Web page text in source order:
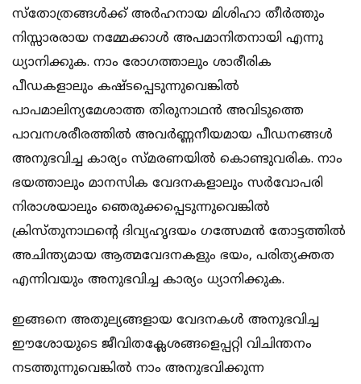
സ്തോത്രങ്ങള്‍ക്ക് അര്‍ഹനായ മിശിഹാ തീര്‍ത്തും
നിസ്സാരരായ നമ്മേക്കാള്‍ അപമാനിതനായി എന്നു
ധ്യാനിക്കുക. നാം രോഗത്താലും ശാരീരിക
പീഡകളാലും കഷ്ടപ്പെടുന്നുവെങ്കില്‍
പാപമാലിന്യമേശാത്ത തിരുനാഥന്‍ അവിടുത്തെ
പാവനശരീരത്തില്‍ അവര്‍ണ്ണനീയമായ പീഡനങ്ങള്‍
അനുഭവിച്ച കാര്യം സ്മരണയില്‍ കൊണ്ടുവരിക. നാം
ഭയത്താലും മാനസിക വേദനകളാലും സര്‍വോപരി
നിരാശയാലും ഞെരുക്കപ്പെടുന്നുവെങ്കില്‍
ക്രിസ്തുനാഥന്‍റെ ദിവ്യഹൃദയം ഗത്സേമന്‍ തോട്ടത്തില്‍
അചിന്ത്യമായ ആത്മവേദനകളും ഭയം, പരിത്യക്തത
എന്നിവയും അനുഭവിച്ച കാര്യം ധ്യാനിക്കുക.
ഇങ്ങനെ അതുല്യങ്ങളായ വേദനകള്‍ അനുഭവിച്ച
ഈശോയുടെ ജീവിതക്ലേശങ്ങളെപ്പറ്റി വിചിന്തനം
നടത്തുന്നുവെങ്കില്‍ നാം അനുഭവിക്കുന്ന